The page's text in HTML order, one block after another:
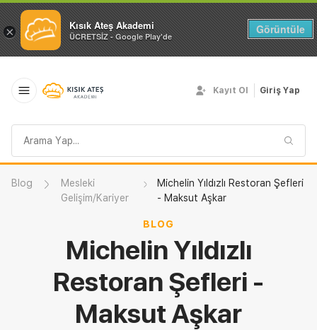
× Kısık Ateş Akademi
ÜCRETSİZ - Google Play'de
Görüntüle
sorgusu
Kayıt Ol Giriş Yap
Blog
Mesleki
Gelişim/Kariyer
Michelin Yıldızlı Restoran Şefleri
- Maksut Aşkar
BLOG
Michelin Yıldızlı
Restoran Şefleri -
Maksut Aşkar